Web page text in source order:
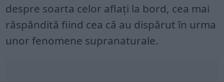
despre soarta celor aflați la bord, cea mai
răspândită fiind cea că au dispărut în urma
unor fenomene supranaturale.